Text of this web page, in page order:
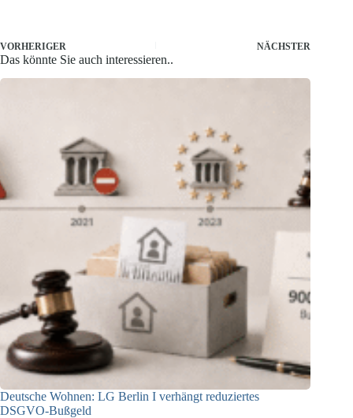
VORHERIGER NÄCHSTER
Das könnte Sie auch interessieren..
Deutsche Wohnen: LG Berlin I verhängt reduziertes
DSGVO-Bußgeld